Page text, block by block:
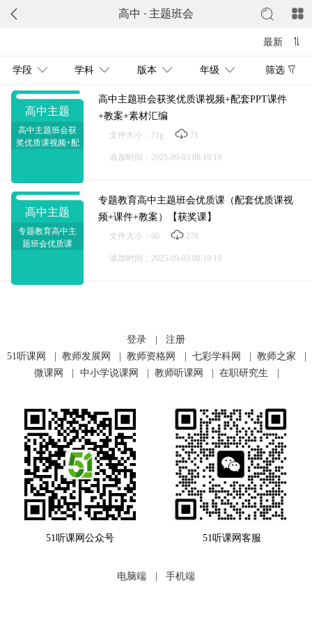
高中 · 主题班会
最新
学段 学科 版本 年级 筛选
高中主题
高中主题班会获
奖优质课视频+配
高中主题班会获奖优质课视频+配套PPT课件
+教案+素材汇编
文件大小：11g 71
添加时间：2025-09-03 08:19:19
高中主题
专题教育高中主
题班会优质课
专题教育高中主题班会优质课（配套优质课视
频+课件+教案）【获奖课】
文件大小：60 278
添加时间：2025-09-03 08:19:19
登录
注册
51听课网
教师发展网 教师资格网 七彩学科网 教师之家
微课网
中小学说课网 教师听课网 在职研究生
51听课网公众号 51听课网客服
电脑端 手机端